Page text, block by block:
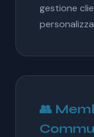
gestione
👥